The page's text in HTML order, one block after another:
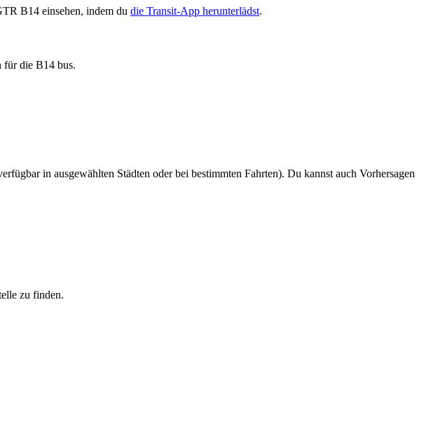
B14 einsehen, indem du die Transit-App herunterlädst.
für die B14 bus.
in ausgewählten Städten oder bei bestimmten Fahrten). Du kannst auch Vorhersagen
zu finden.